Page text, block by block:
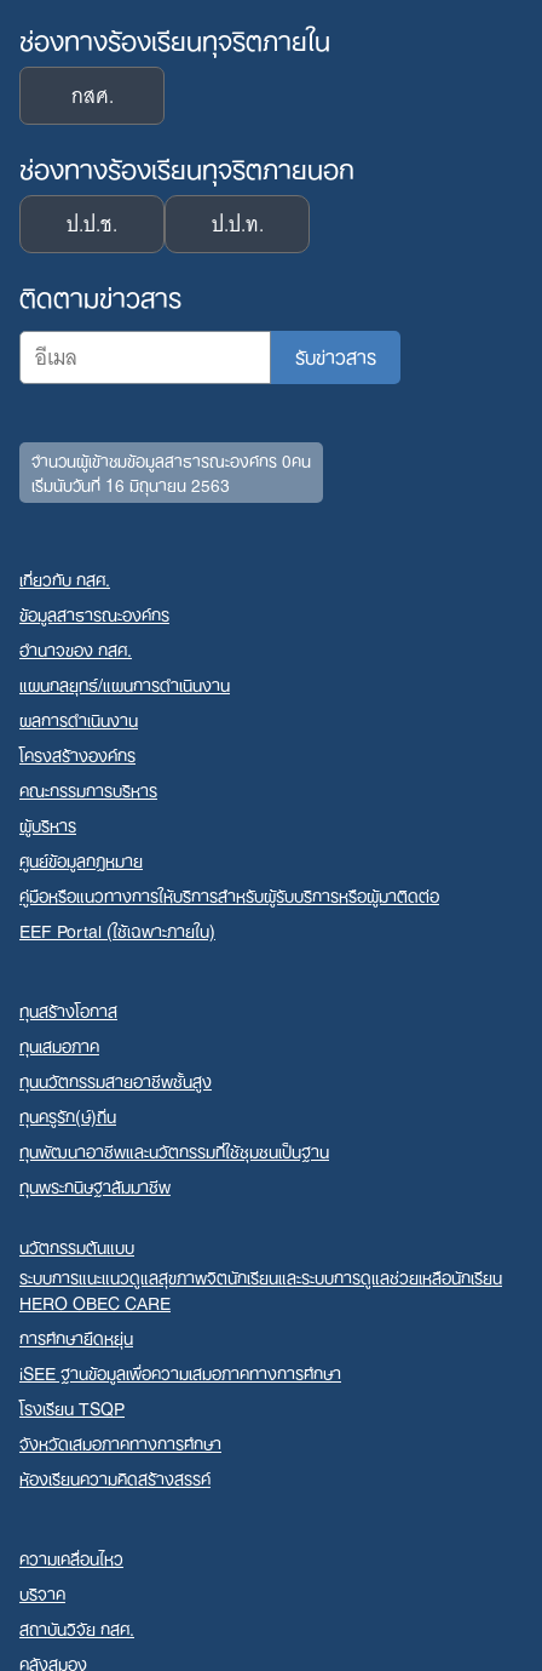
Search
for:
ช่องทางร้องเรียนทุจริตภายใน
กสศ.
ช่องทางร้องเรียนทุจริตภายนอก
ป.ป.ช. ป.ป.ท.
ติดตามข่าวสาร
จำนวนผู้เข้าชมข้อมูลสาธารณะองค์กร 0คน
เริ่มนับวันที่ 16 มิถุนายน 2563
เกี่ยวกับ กสศ.
ข้อมูลสาธารณะองค์กร
อำนาจของ กสศ.
แผนกลยุทธ์/แผนการดำเนินงาน
ผลการดำเนินงาน
โครงสร้างองค์กร
คณะกรรมการบริหาร
ผู้บริหาร
ศูนย์ข้อมูลกฎหมาย
คู่มือหรือแนวทางการให้บริการสำหรับผู้รับบริการหรือผู้มาติดต่อ
EEF Portal (ใช้เฉพาะภายใน)
ทุนสร้างโอกาส
ทุนเสมอภาค
ทุนนวัตกรรมสายอาชีพชั้นสูง
ทุนครูรัก(ษ์)ถิ่น
ทุนพัฒนาอาชีพและนวัตกรรมที่ใช้ชุมชนเป็นฐาน
ทุนพระกนิษฐาสัมมาชีพ
นวัตกรรมต้นแบบ
ระบบการแนะแนวดูแลสุขภาพจิตนักเรียนและระบบการดูแลช่วยเหลือนักเรียน
HERO OBEC CARE
การศึกษายืดหยุ่น
iSEE ฐานข้อมูลเพื่อความเสมอภาคทางการศึกษา
โรงเรียน TSQP
จังหวัดเสมอภาคทางการศึกษา
ห้องเรียนความคิดสร้างสรรค์
ความเคลื่อนไหว
บริจาค
สถาบันวิจัย กสศ.
คลังสมอง